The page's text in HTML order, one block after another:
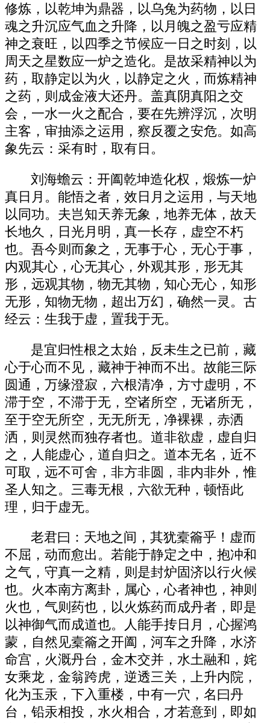
修炼，以乾坤为鼎器，以乌兔为药物，以日
魂之升沉应气血之升降，以月魄之盈亏应精
神之衰旺，以四季之节候应一日之时刻，以
周天之星数应一炉之造化。是故采精神以为
药，取静定以为火，以静定之火，而炼精神
之药，则成金液大还丹。盖真阴真阳之交
会，一水一火之配合，要在先辨浮沉，次明
主客，审抽添之运用，察反覆之安危。如高
象先云：采有时，取有日。
刘海蟾云：开阖乾坤造化权，煅炼一炉
真日月。能悟之者，效日月之运用，与天地
以同功。夫岂知天养无象，地养无体，故天
长地久，日光月明，真一长存，虚空不朽
也。吾今则而象之，无事于心，无心于事，
内观其心，心无其心，外观其形，形无其
形，远观其物，物无其物，知心无心，知形
无形，知物无物，超出万幻，确然一灵。古
经云：生我于虚，置我于无。
是宜归性根之太始，反未生之已前，藏
心于心而不见，藏神于神而不出。故能三际
圆通，万缘澄寂，六根清净，方寸虚明，不
滞于空，不滞于无，空诸所空，无诸所无，
至于空无所空，无无所无，净裸裸，赤洒
洒，则灵然而独存者也。道非欲虚，虚自归
之，人能虚心，道自归之。道本无名，近不
可取，远不可舍，非方非圆，非内非外，惟
圣人知之。三毒无根，六欲无种，顿悟此
理，归于虚无。
老君曰：天地之间，其犹槖籥乎！虚而
不屈，动而愈出。若能于静定之中，抱冲和
之气，守真一之精，则是封炉固济以行火候
也。火本南方离卦，属心，心者神也，神则
火也，气则药也，以火炼药而成丹者，即是
以神御气而成道也。人能手抟日月，心握鸿
蒙，自然见槖籥之开阖，河车之升降，水济
命宫，火溉丹台，金木交并，水土融和，姹
女乘龙，金翁跨虎，逆透三关，上升内院，
化为玉汞，下入重楼，中有一穴，名曰丹
台，铅汞相投，水火相合，才若意到，即如